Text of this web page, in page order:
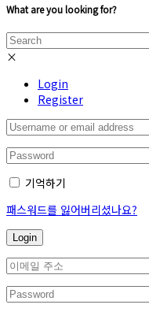
What are you looking for?
×
Login
Register
기억하기
패스워드를 잃어버리셨나요?